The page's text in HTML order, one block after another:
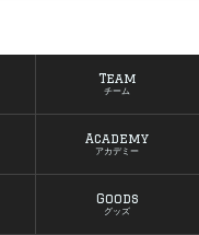
Team
チーム
Academy
アカデミー
Goods
グッズ